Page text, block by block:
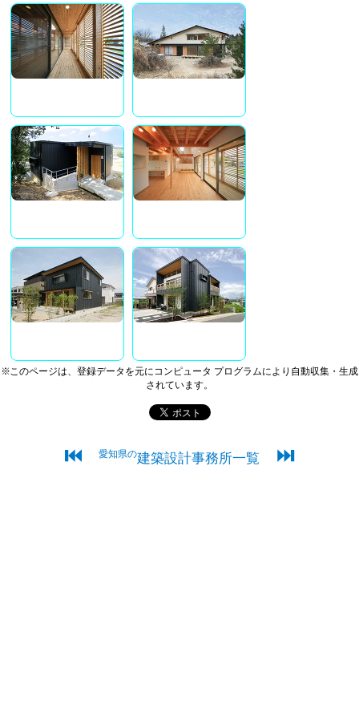
※このページは、登録データを元にコンピュータ プログラムにより自動収集・生成
されています。
⏮ 愛知県の建築設計事務所一覧 ⏭